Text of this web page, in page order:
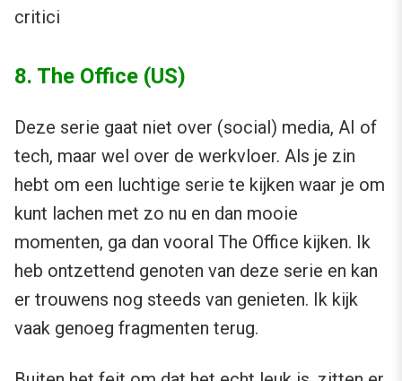
critici
8. The Office (US)
Deze serie gaat niet over (social) media, AI of
tech, maar wel over de werkvloer. Als je zin
hebt om een luchtige serie te kijken waar je om
kunt lachen met zo nu en dan mooie
momenten, ga dan vooral The Office kijken. Ik
heb ontzettend genoten van deze serie en kan
er trouwens nog steeds van genieten. Ik kijk
vaak genoeg fragmenten terug.